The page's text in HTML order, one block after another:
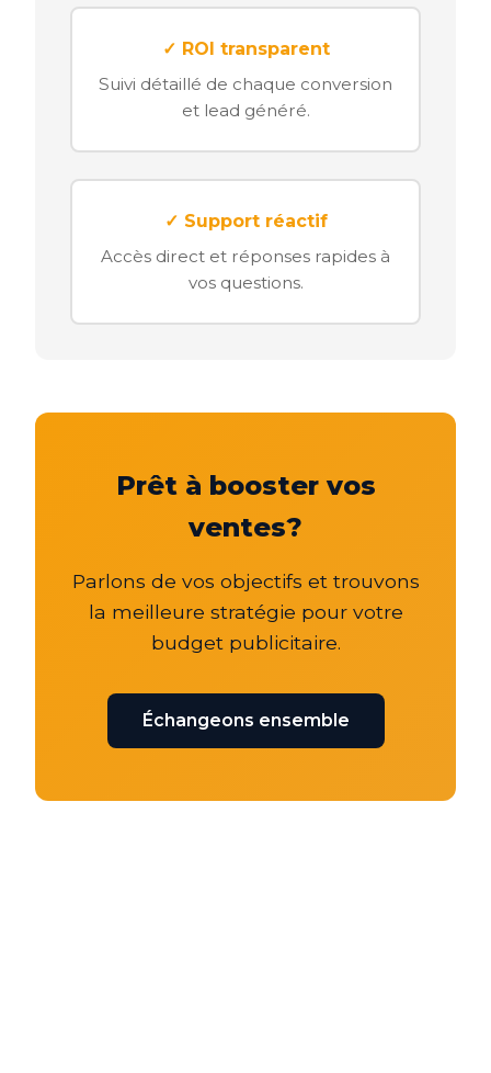
✓ ROI transparent
Suivi détaillé de chaque conversion
et lead généré.
✓ Support réactif
Accès direct et réponses rapides à
vos questions.
Prêt à booster vos
ventes?
Parlons de vos objectifs et trouvons
la meilleure stratégie pour votre
budget publicitaire.
Échangeons ensemble